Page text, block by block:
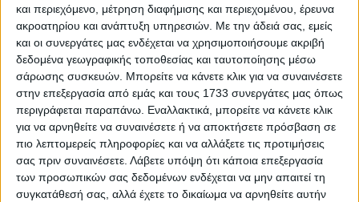
και περιεχόμενο, μέτρηση διαφήμισης και περιεχομένου, έρευνα
ακροατηρίου και ανάπτυξη υπηρεσιών. Με την άδειά σας, εμείς
και οι συνεργάτες μας ενδέχεται να χρησιμοποιήσουμε ακριβή
δεδομένα γεωγραφικής τοποθεσίας και ταυτοποίησης μέσω
σάρωσης συσκευών. Μπορείτε να κάνετε κλικ για να συναινέσετε
στην επεξεργασία από εμάς και τους 1733 συνεργάτες μας όπως
περιγράφεται παραπάνω. Εναλλακτικά, μπορείτε να κάνετε κλικ
για να αρνηθείτε να συναινέσετε ή να αποκτήσετε πρόσβαση σε
πιο λεπτομερείς πληροφορίες και να αλλάξετε τις προτιμήσεις
σας πριν συναινέσετε. Λάβετε υπόψη ότι κάποια επεξεργασία
των προσωπικών σας δεδομένων ενδέχεται να μην απαιτεί τη
συγκατάθεσή σας, αλλά έχετε το δικαίωμα να αρνηθείτε αυτήν
Δε βρέθηκαν αγγελίες σύμφωνα με τα
κριτήρια αναζήτησής σας.
Δοκιμάστε να καθαρίσετε όλα τα υπάρχοντα φίλτρα
αναζήτησης.